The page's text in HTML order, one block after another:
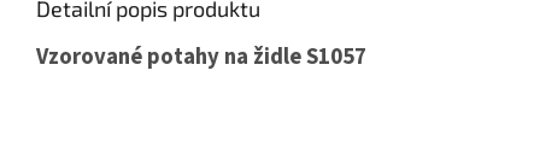
Detailní popis produktu
Vzorované potahy na židle S1057